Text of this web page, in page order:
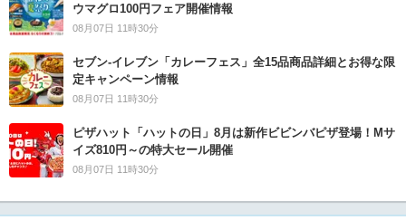
ウマグロ100円フェア開催情報
08月07日 11時30分
セブン‐イレブン「カレーフェス」全15品商品詳細とお得な限
定キャンペーン情報
08月07日 11時30分
ピザハット「ハットの日」8月は新作ビビンバピザ登場！Mサ
イズ810円～の特大セール開催
08月07日 11時30分